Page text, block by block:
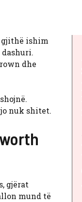
gjithë ishim
dhe
nuk shitet.
gjërat
mund të